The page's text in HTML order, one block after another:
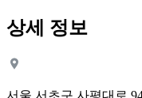
상세 정보
서울 서초구 사평대로